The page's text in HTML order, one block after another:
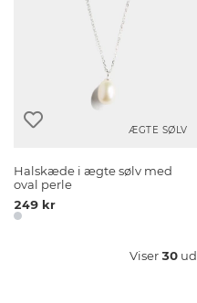
ÆGTE SØLV
Halskæde i ægte sølv med
oval perle
249 kr
Viser30 ud